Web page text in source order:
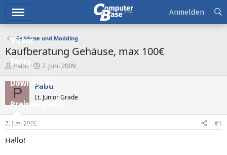
Ticker
Tests
Downloads
Preisvergleich
Forum
Aktuelles
Anmelden
Gehäuse und Modding
Kaufberatung Gehäuse, max 100€
E
s
e
e
r
Pabu
E
s
e
t
7. Juni 2009
P Pabu
Lt. Junior Grade
7. Juni 2009 #1
Hallo!